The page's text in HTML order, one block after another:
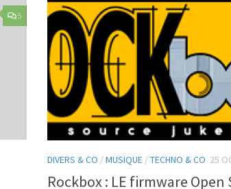
5
DIVERS & CO /MUSIQUE /TECHNO & CO 25
Rockbox : LE firmware